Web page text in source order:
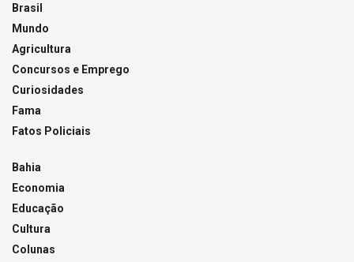
Brasil
Mundo
Agricultura
Concursos e Emprego
Curiosidades
Fama
Fatos Policiais
Bahia
Economia
Educação
Cultura
Colunas